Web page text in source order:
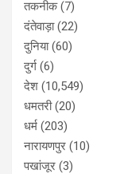
तकनीक(7)
दंतेवाड़ा(22)
दुनिया(60)
दुर्ग (6)
देश (10,549)
धमतरी(20)
धर्म (203)
नारायणपुर (10)
पखांजूर (3)